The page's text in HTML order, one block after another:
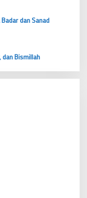
dan Sanad
dan Bismillah